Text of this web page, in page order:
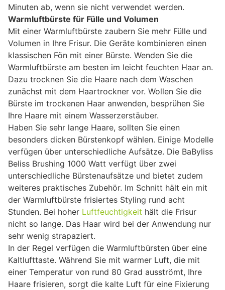
Minuten ab, wenn sie nicht verwendet werden.
Warmluftbürste für Fülle und Volumen
Mit einer Warmluftbürste zaubern Sie mehr Fülle und
Volumen in Ihre Frisur. Die Geräte kombinieren einen
klassischen Fön mit einer Bürste. Wenden Sie die
Warmluftbürste am besten im leicht feuchten Haar an.
Dazu trocknen Sie die Haare nach dem Waschen
zunächst mit dem Haartrockner vor. Wollen Sie die
Bürste im trockenen Haar anwenden, besprühen Sie
Ihre Haare mit einem Wasserzerstäuber.
Haben Sie sehr lange Haare, sollten Sie einen
besonders dicken Bürstenkopf wählen. Einige Modelle
verfügen über unterschiedliche Aufsätze. Die BaByliss
Beliss Brushing 1000 Watt verfügt über zwei
unterschiedliche Bürstenaufsätze und bietet zudem
weiteres praktisches Zubehör. Im Schnitt hält ein mit
der Warmluftbürste frisiertes Styling rund acht
Stunden. Bei hoher Luftfeuchtigkeit hält die Frisur
nicht so lange. Das Haar wird bei der Anwendung nur
sehr wenig strapaziert.
In der Regel verfügen die Warmluftbürsten über eine
Kaltlufttaste. Während Sie mit warmer Luft, die mit
einer Temperatur von rund 80 Grad ausströmt, Ihre
Haare frisieren, sorgt die kalte Luft für eine Fixierung